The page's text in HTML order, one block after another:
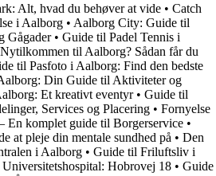
Alt, hvad du behøver at vide • Catch
i Aalborg • Aalborg City: Guide til
Gågader• Guide til Padel Tennis i
Nytilkommen til Aalborg? Sådan får du
til Pasfoto i Aalborg: Find den bedste
Din Guide til Aktiviteter og
Et kreativt eventyr• Guide til
Services og Placering • Fornyelse
En komplet guide til Borgerservice •
at pleje din mentale sundhed på • Den
i Aalborg • Guide til Friluftsliv i
Hobrovej 18 • Guide